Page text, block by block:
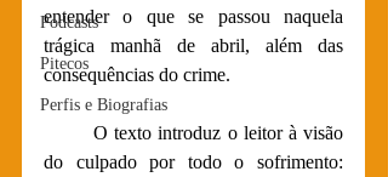
Podcasts
Pitecos
Perfis e Biografias
entender o que se passou naquela
trágica manhã de abril, além das
consequências do crime.
O texto introduz o leitor à visão
do culpado por todo o sofrimento: